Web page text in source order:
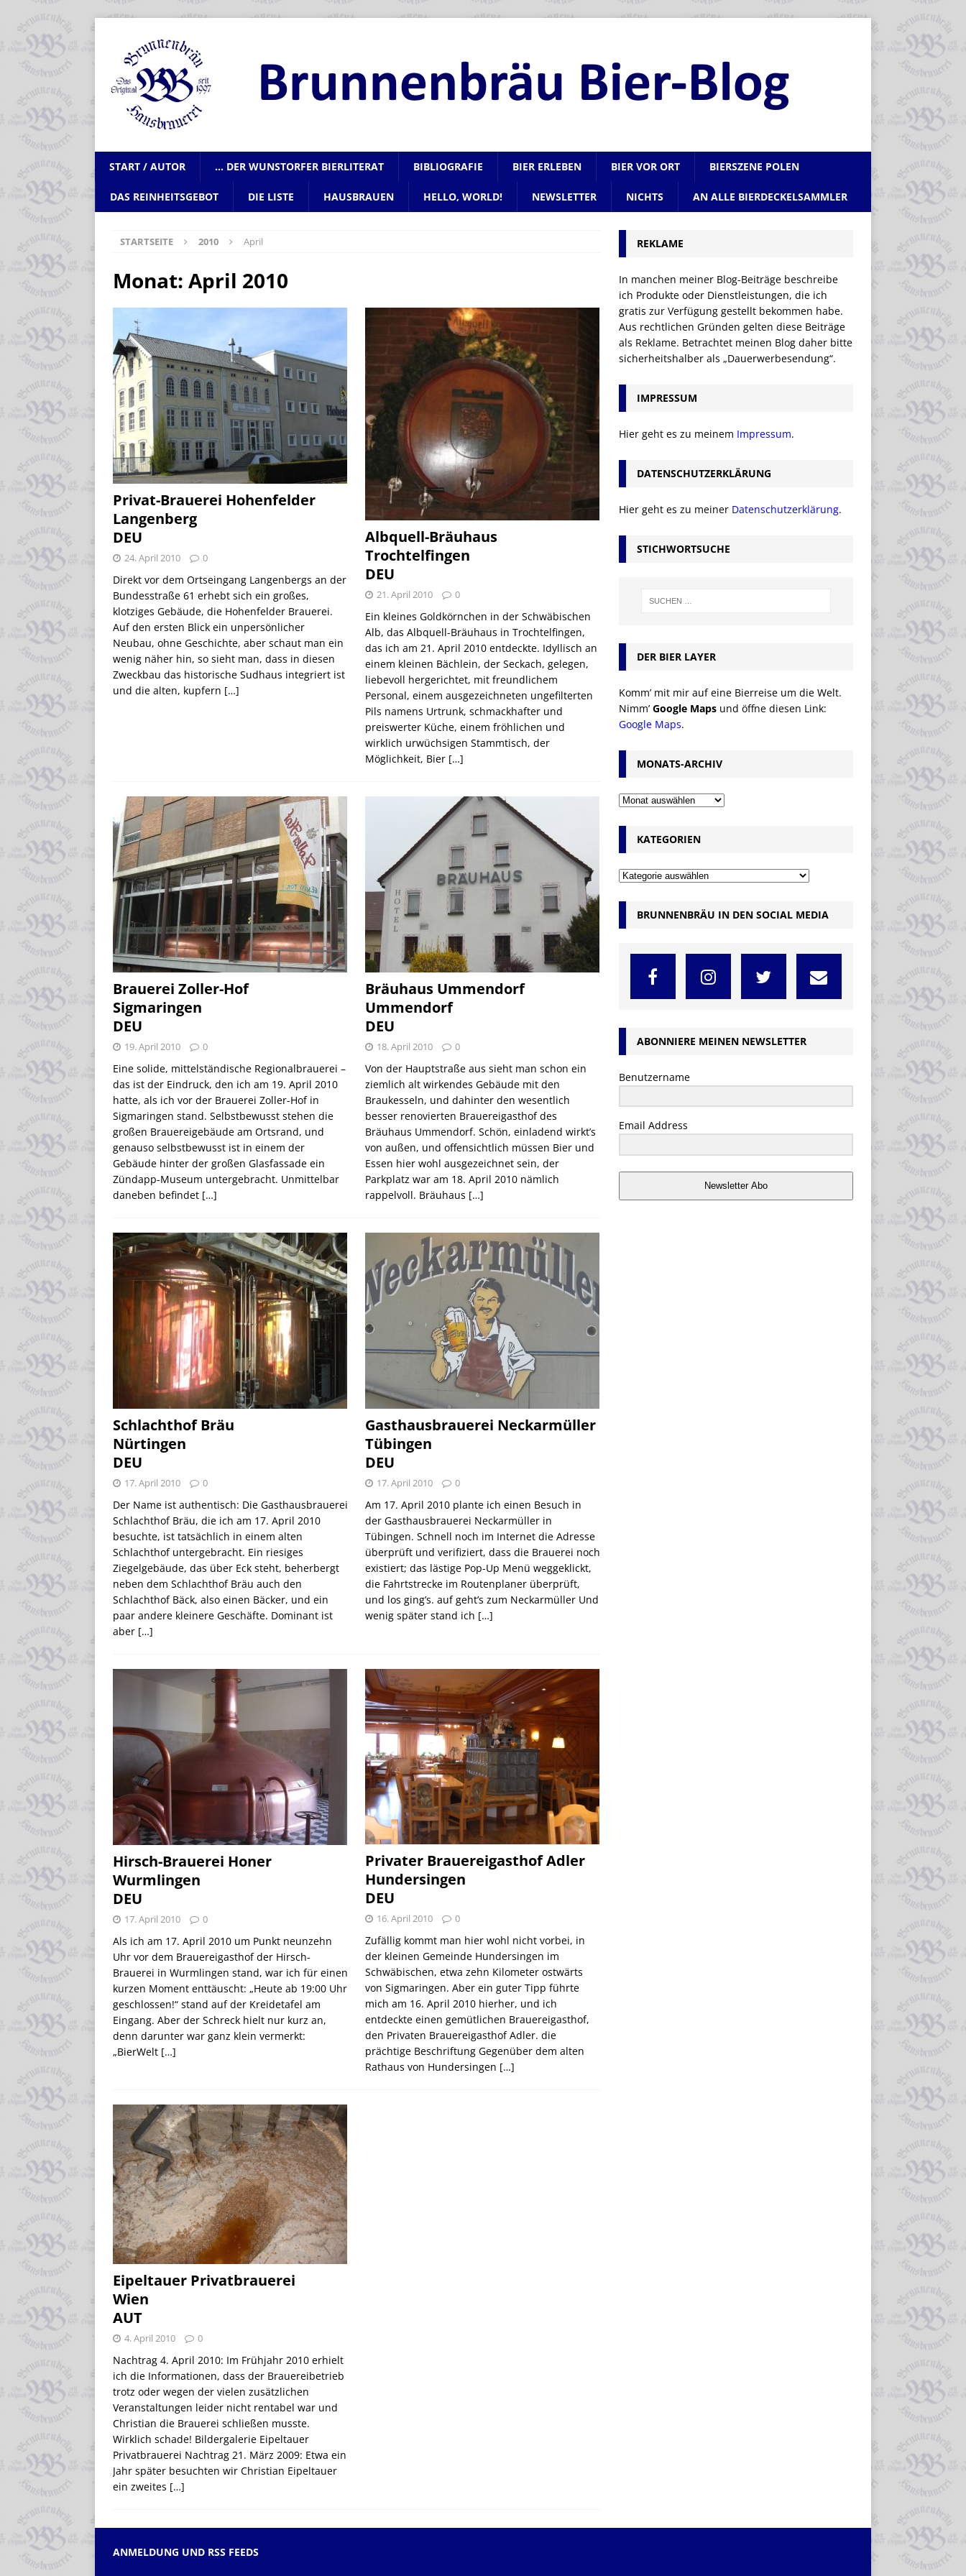
START / AUTOR … DER WUNSTORFER BIERLITERAT BIBLIOGRAFIE BIER ERLEBEN BIER VOR ORT BIERSZENE POLEN
DAS REINHEITSGEBOT DIE LISTE HAUSBRAUEN HELLO, WORLD! NEWSLETTER NICHTS AN ALLE BIERDECKELSAMMLER
STARTSEITE 2010 April
Monat: April 2010
Privat-Brauerei Hohenfelder
Langenberg
DEU
24. April 2010 0
Direkt vor dem Ortseingang Langenbergs an der
Bundesstraße 61 erhebt sich ein großes,
klotziges Gebäude, die Hohenfelder Brauerei.
Auf den ersten Blick ein unpersönlicher
Neubau, ohne Geschichte, aber schaut man ein
wenig näher hin, so sieht man, dass in diesen
Zweckbau das historische Sudhaus integriert ist
und die alten, kupfern […]
Albquell-Bräuhaus
Trochtelfingen
DEU
21. April 2010 0
Ein kleines Goldkörnchen in der Schwäbischen
Alb, das Albquell-Bräuhaus in Trochtelfingen,
das ich am 21. April 2010 entdeckte. Idyllisch an
einem kleinen Bächlein, der Seckach, gelegen,
liebevoll hergerichtet, mit freundlichem
Personal, einem ausgezeichneten ungefilterten
Pils namens Urtrunk, schmackhafter und
preiswerter Küche, einem fröhlichen und
wirklich urwüchsigen Stammtisch, der
Möglichkeit, Bier […]
Brauerei Zoller-Hof
Sigmaringen
DEU
19. April 2010 0
Eine solide, mittelständische Regionalbrauerei –
das ist der Eindruck, den ich am 19. April 2010
hatte, als ich vor der Brauerei Zoller-Hof in
Sigmaringen stand. Selbstbewusst stehen die
großen Brauereigebäude am Ortsrand, und
genauso selbstbewusst ist in einem der
Gebäude hinter der großen Glasfassade ein
Zündapp-Museum untergebracht. Unmittelbar
daneben befindet […]
Bräuhaus Ummendorf
Ummendorf
DEU
18. April 2010 0
Von der Hauptstraße aus sieht man schon ein
ziemlich alt wirkendes Gebäude mit den
Braukesseln, und dahinter den wesentlich
besser renovierten Brauereigasthof des
Bräuhaus Ummendorf. Schön, einladend wirkt’s
von außen, und offensichtlich müssen Bier und
Essen hier wohl ausgezeichnet sein, der
Parkplatz war am 18. April 2010 nämlich
rappelvoll. Bräuhaus […]
Schlachthof Bräu
Nürtingen
DEU
17. April 2010 0
Der Name ist authentisch: Die Gasthausbrauerei
Schlachthof Bräu, die ich am 17. April 2010
besuchte, ist tatsächlich in einem alten
Schlachthof untergebracht. Ein riesiges
Ziegelgebäude, das über Eck steht, beherbergt
neben dem Schlachthof Bräu auch den
Schlachthof Bäck, also einen Bäcker, und ein
paar andere kleinere Geschäfte. Dominant ist
aber […]
Gasthausbrauerei Neckarmüller
Tübingen
DEU
17. April 2010 0
Am 17. April 2010 plante ich einen Besuch in
der Gasthausbrauerei Neckarmüller in
Tübingen. Schnell noch im Internet die Adresse
überprüft und verifiziert, dass die Brauerei noch
existiert; das lästige Pop-Up Menü weggeklickt,
die Fahrtstrecke im Routenplaner überprüft,
und los ging’s. auf geht’s zum Neckarmüller Und
wenig später stand ich […]
Hirsch-Brauerei Honer
Wurmlingen
DEU
17. April 2010 0
Als ich am 17. April 2010 um Punkt neunzehn
Uhr vor dem Brauereigasthof der Hirsch-
Brauerei in Wurmlingen stand, war ich für einen
kurzen Moment enttäuscht: „Heute ab 19:00 Uhr
geschlossen!“ stand auf der Kreidetafel am
Eingang. Aber der Schreck hielt nur kurz an,
denn darunter war ganz klein vermerkt:
„BierWelt […]
Privater Brauereigasthof Adler
Hundersingen
DEU
16. April 2010 0
Zufällig kommt man hier wohl nicht vorbei, in
der kleinen Gemeinde Hundersingen im
Schwäbischen, etwa zehn Kilometer ostwärts
von Sigmaringen. Aber ein guter Tipp führte
mich am 16. April 2010 hierher, und ich
entdeckte einen gemütlichen Brauereigasthof,
den Privaten Brauereigasthof Adler. die
prächtige Beschriftung Gegenüber dem alten
Rathaus von Hundersingen […]
Eipeltauer Privatbrauerei
Wien
AUT
4. April 2010 0
Nachtrag 4. April 2010: Im Frühjahr 2010 erhielt
ich die Informationen, dass der Brauereibetrieb
trotz oder wegen der vielen zusätzlichen
Veranstaltungen leider nicht rentabel war und
Christian die Brauerei schließen musste.
Wirklich schade! Bildergalerie Eipeltauer
Privatbrauerei Nachtrag 21. März 2009: Etwa ein
Jahr später besuchten wir Christian Eipeltauer
ein zweites […]
REKLAME
In manchen meiner Blog-Beiträge beschreibe
ich Produkte oder Dienstleistungen, die ich
gratis zur Verfügung gestellt bekommen habe.
Aus rechtlichen Gründen gelten diese Beiträge
als Reklame. Betrachtet meinen Blog daher bitte
sicherheitshalber als „Dauerwerbesendung“.
IMPRESSUM
Hier geht es zu meinem Impressum.
DATENSCHUTZERKLÄRUNG
Hier geht es zu meiner Datenschutzerklärung.
STICHWORTSUCHE
DER BIER LAYER
Komm’ mit mir auf eine Bierreise um die Welt.
Nimm’ Google Maps und öffne diesen Link:
Google Maps.
MONATS-ARCHIV
KATEGORIEN
BRUNNENBRÄU IN DEN SOCIAL MEDIA
ABONNIERE MEINEN NEWSLETTER
Benutzername
Email Address
Newsletter Abo
ANMELDUNG UND RSS FEEDS